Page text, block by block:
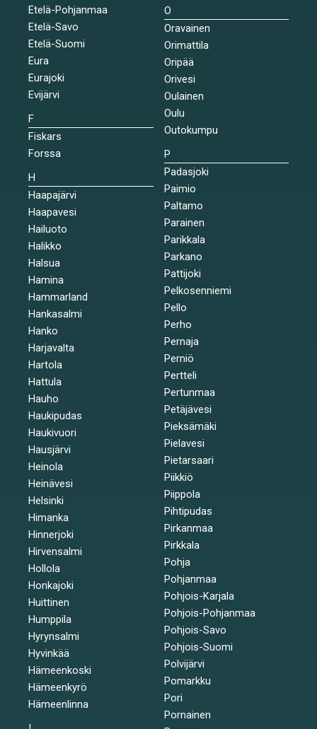
Etelä-Pohjanmaa
Etelä-Savo
Etelä-Suomi
Eura
Eurajoki
Evijärvi
F
Fiskars
Forssa
H
Haapajärvi
Haapavesi
Hailuoto
Halikko
Halsua
Hamina
Hammarland
Hankasalmi
Hanko
Harjavalta
Hartola
Hattula
Hauho
Haukipudas
Haukivuori
Hausjärvi
Heinola
Heinävesi
Helsinki
Himanka
Hinnerjoki
Hirvensalmi
Hollola
Honkajoki
Huittinen
Humppila
Hyrynsalmi
Hyvinkää
Hämeenkoski
Hämeenkyrö
Hämeenlinna
O
Oravainen
Orimattila
Oripää
Orivesi
Oulainen
Oulu
Outokumpu
P
Padasjoki
Paimio
Paltamo
Parainen
Parikkala
Parkano
Pattijoki
Pelkosenniemi
Pello
Perho
Pernaja
Perniö
Pertteli
Pertunmaa
Petäjävesi
Pieksämäki
Pielavesi
Pietarsaari
Piikkiö
Piippola
Pihtipudas
Pirkanmaa
Pirkkala
Pohja
Pohjanmaa
Pohjois-Karjala
Pohjois-Pohjanmaa
Pohjois-Savo
Pohjois-Suomi
Polvijärvi
Pomarkku
Pori
Pornainen